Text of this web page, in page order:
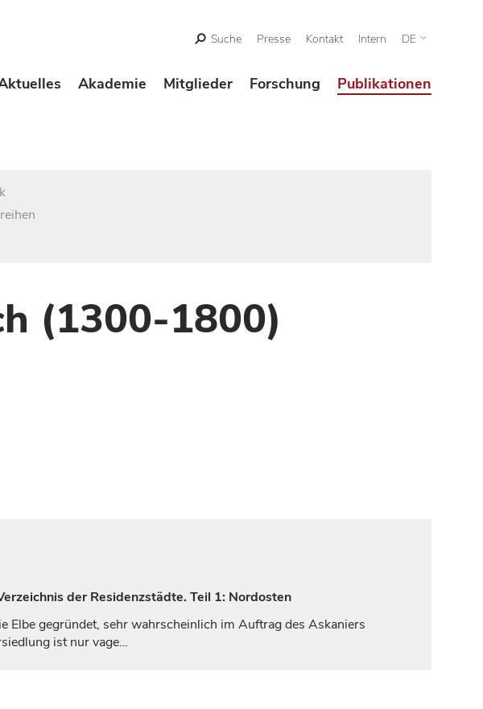
Suche Presse Kontakt Intern DE
Akademie Mitglieder Forschung Publikationen
(1300-1800)
der Residenzstädte. Teil 1: Nordosten
Elbe gegründet, sehr wahrscheinlich im Auftrag des Askaniers
ist nur vage…